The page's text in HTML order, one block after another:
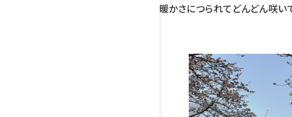
暖かさにつられてどんどん咲い